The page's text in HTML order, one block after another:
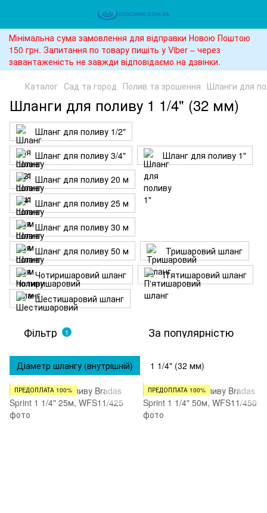
Мінімальна сума замовлення для відправки Новою Поштою
150 грн. Запитання по товару пишіть у Viber – через
завантаженість не завжди відповідаємо на дзвінки.
Каталог Сад та город Полив та зрошення Шланги для
Шланги для поливу 1 1/4" (32 мм)
Шланг для поливу 1/2"
Шланг для поливу 3/4"
Шланг для поливу 1"
Шланг для поливу 20 м
Шланг для поливу 25 м
Шланг для поливу 30 м
Шланг для поливу 50 м
Тришаровий шланг
Чотиришаровий шланг
П'ятишаровий шланг
Шестишаровий шланг
Фільтр 1 За популярністю
Діаметр шлангу (внутрішній) 1 1/4" (32 мм)
ПРЕДОПЛАТА 100% ПРЕДОПЛАТА 100%